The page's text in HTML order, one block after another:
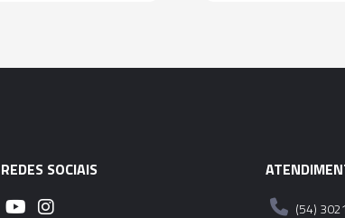
REDES SOCIAIS
(54)